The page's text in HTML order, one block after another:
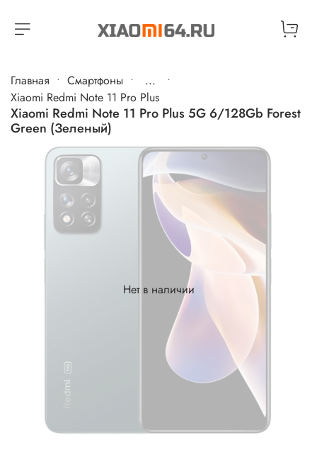
Главная Cмартфоны
...
Xiaomi Redmi Note 11 Pro Plus
Xiaomi Redmi Note 11 Pro Plus 5G 6/128Gb Forest
Green (Зеленый)
Нет в наличии